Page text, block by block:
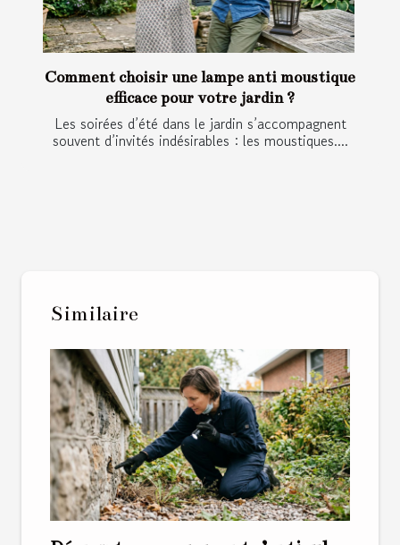
Comment choisir une lampe anti moustique
efficace pour votre jardin ?
Les soirées d’été dans le jardin s’accompagnent
souvent d’invités indésirables : les moustiques....
Similaire